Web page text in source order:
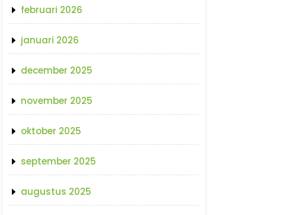
februari 2026
januari 2026
december 2025
november 2025
oktober 2025
september 2025
augustus 2025